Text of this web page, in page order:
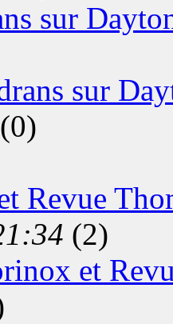
sur
sur
(0)
Revue
(2)
et